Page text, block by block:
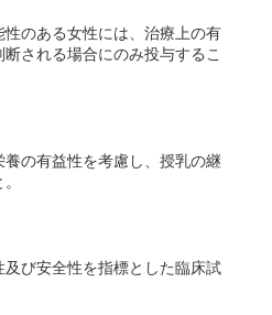
のある女性には、治療上の有
される場合にのみ投与するこ
の有益性を考慮し、授乳の継
び安全性を指標とした臨床試